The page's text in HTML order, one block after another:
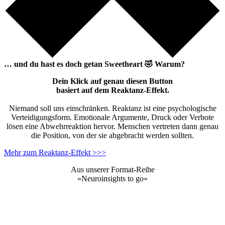
… und du hast es doch getan Sweetheart 🤣 Warum?
Dein Klick auf genau diesen Button
basiert auf dem Reaktanz-Effekt.
Niemand soll uns einschränken. Reaktanz ist eine psychologische
Verteidigungsform. Emotionale Argumente, Druck oder Verbote
lösen eine Abwehrreaktion hervor. Menschen vertreten dann genau
die Position, von der sie abgebracht werden sollten.
Mehr zum Reaktanz-Effekt >>>
Aus unserer Format-Reihe
»Neuroinsights to go«